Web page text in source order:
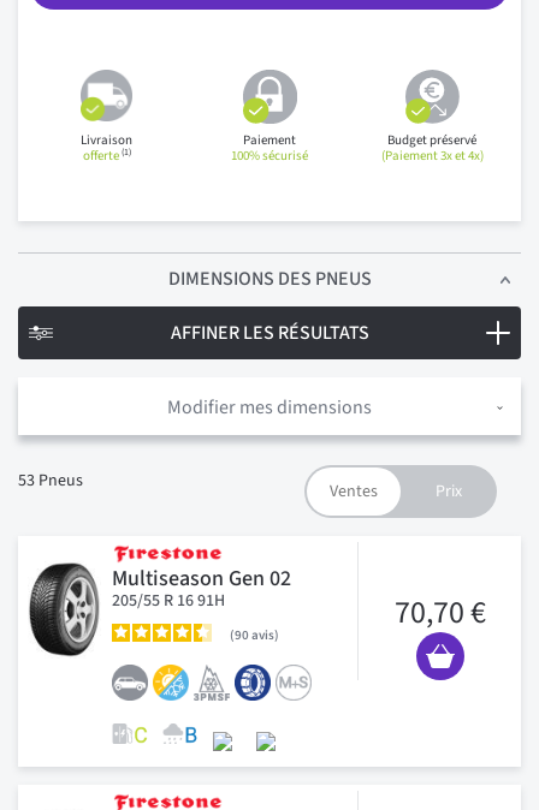
Livraison
offerte(1)
Paiement
100% sécurisé
Budget préservé
(Paiement 3x et 4x)
DIMENSIONS DES PNEUS
Modifier mes dimensions
53 Pneus
Multiseason Gen 02
205/55 R 16 91H
90avis
70,70 €
AFFINER LES RÉSULTATS